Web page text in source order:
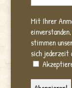
Mit Ihrer
stimmen unserer
sich jederzeit